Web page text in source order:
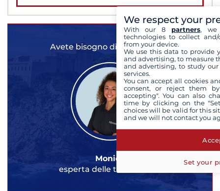
Avete bisogno di un consiglio?
Monica
esperta delle tue crociere
We respect your
With our 8 partners, we
technologies to collect
from your device.
We use this data to provide
and advertising, to measure
and advertising, to study
services.
You can accept all cookies
consent, or reject them
accepting". You can also
time by clicking on the
choices will be valid for this
and we will not contact you
Set your